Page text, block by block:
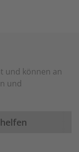
und können an
und